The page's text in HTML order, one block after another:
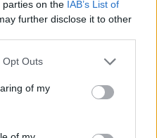
parties on the IAB’s List of
further disclose it to other
Opt Outs
of my
patrocina
con el que
del